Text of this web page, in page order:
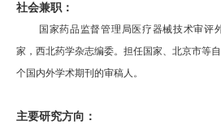
社会兼职：
国家药品监督管理局医疗器械技术审评
家，西北药学杂志编委。担任国家、北京市等
个国内外学术期刊的审稿人。
主要研究方向：